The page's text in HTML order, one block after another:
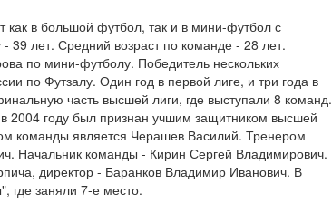
как в большой футбол, так и в мини-футбол с
лет. Средний возраст по команде - 28 лет.
по мини-футболу. Победитель нескольких
по Футзалу. Один год в первой лиге, и три года в
часть высшей лиги, где выступали 8 команд.
2004 году был признан учшим защитником высшей
команды является Черашев Василий. Тренером
Начальник команды - Кирин Сергей Владимирович.
директор - Баранков Владимир Иванович. В
где заняли 7-е место.